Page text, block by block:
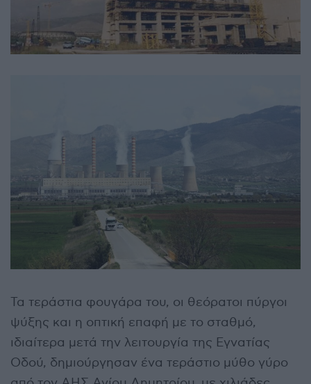
Τα τεράστια φουγάρα του, οι θεόρατοι πύργοι
ψύξης και η οπτική επαφή με το σταθμό,
ιδιαίτερα μετά την λειτουργία της Εγνατίας
Οδού, δημιούργησαν ένα τεράστιο μύθο γύρο